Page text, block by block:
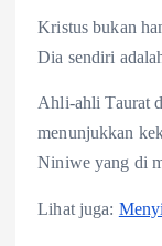
Kristus bukan
Dia sendiri
Ahli-ahli Taurat
menunjukkan
Niniwe yang di
Lihat juga: